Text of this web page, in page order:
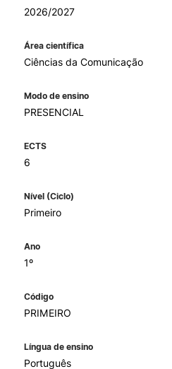
Estudante
2026/2027
Área científica
Ciências da Comunicação
Modo de ensino
PRESENCIAL
ECTS
6
Nível (Ciclo)
Primeiro
Ano
1º
Código
PRIMEIRO
Língua de ensino
Português